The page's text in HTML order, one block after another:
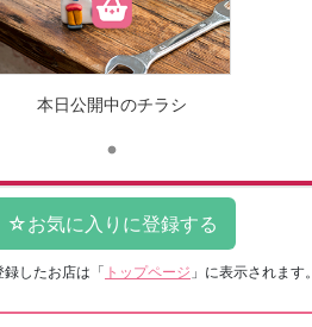
本日公開中のチラシ
録したお店は 「 トップページ 」に表示されます。